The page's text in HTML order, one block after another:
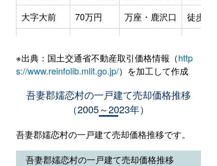
大字大前
70万円 万座・鹿沢口
徒歩1
大字大前
600万円 万座・鹿沢口
徒歩1
320万円 万座・鹿沢口
大字鎌原
80万円 大前
大字鎌原
1,000万円 万座・鹿沢口
※出典：国土交通省不動産取引価格情報（http
s://www.reinfolib.mlit.go.jp/）を加工して作成
吾妻郡嬬恋村の一戸建て売却価格推移
（2005～2023年）
吾妻郡嬬恋村の一戸建て売却価格推移です。
吾妻郡嬬恋村の一戸建て売却価格推移